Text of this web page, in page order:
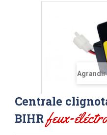
Centrale
BIHRfeux-